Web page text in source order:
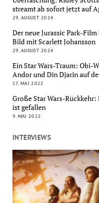
streamt ab sofort jetzt auf
29. AUGUST 2024
Der neue Jurassic Park-
Bild mit Scarlett Johansson
29. AUGUST 2024
Ein Star Wars-Traum: Obi-
Andor und Din Djarin auf
17. MAI 2022
Große Star Wars-
ist gefallen
9. MAI 2022
INTERVIEWS